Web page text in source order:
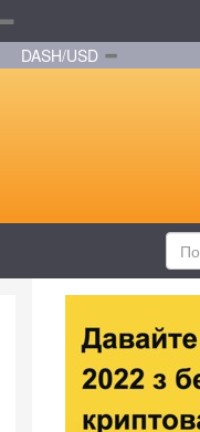
DASH/USD